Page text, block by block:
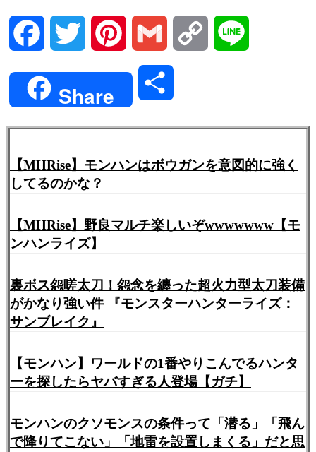
Facebook Twitter Pinterest Gmail Copy
Share
【MHRise】モンハンはボウガンを意図的に強く
してるのかな？
【MHRise】野良マルチ楽しいぞwwwwwww【モ
ンハンライズ】
裏ボス怨嗟太刀！怨念を纏った超火力型太刀装備
がかなり強い件 『モンスターハンターライズ：
サンブレイク』
【モンハン】ワールドの1番やりこんでるハンタ
ーを探したらヤバすぎる人登場【ガチ】
モンハンのクソモンスの条件って「潜る」「飛ん
で降りてこない」「地雷を設置しまくる」だと思